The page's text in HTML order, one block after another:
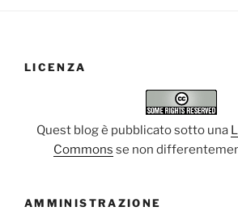
LICENZA
Quest blog è pubblicato sotto una
Commons se non
AMMINISTRAZIONE